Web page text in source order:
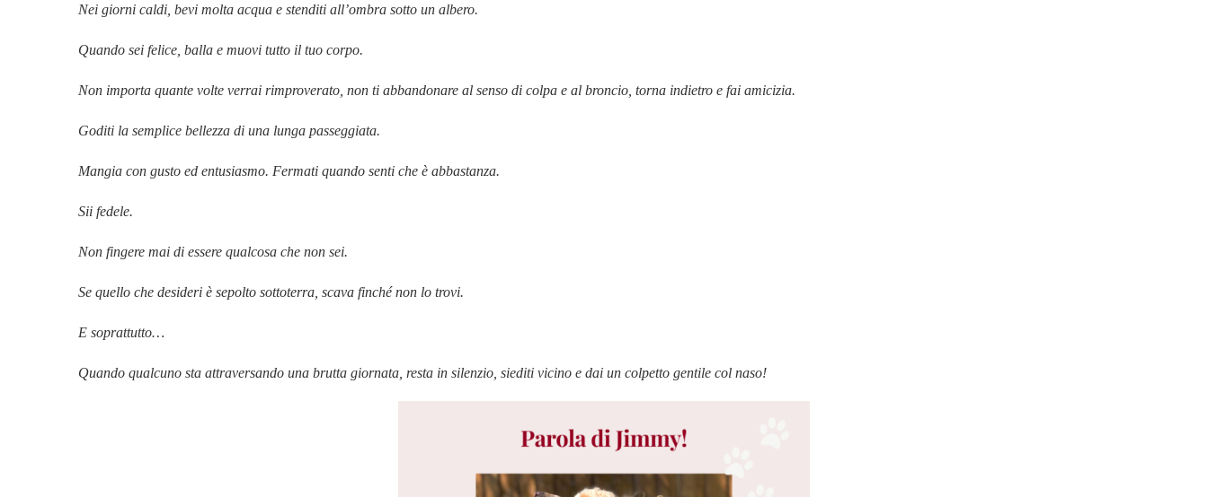
Nei giorni caldi, bevi molta acqua e stenditi all’ombra sotto un albero.
Quando sei felice, balla e muovi tutto il tuo corpo.
Non importa quante volte verrai rimproverato, non ti abbandonare al senso di colpa e al broncio, torna indietro e fai amicizia.
Goditi la semplice bellezza di una lunga passeggiata.
Mangia con gusto ed entusiasmo. Fermati quando senti che è abbastanza.
Sii fedele.
Non fingere mai di essere qualcosa che non sei.
Se quello che desideri è sepolto sottoterra, scava finché non lo trovi.
E soprattutto…
Quando qualcuno sta attraversando una brutta giornata, resta in silenzio, siediti vicino e dai un colpetto gentile col naso!